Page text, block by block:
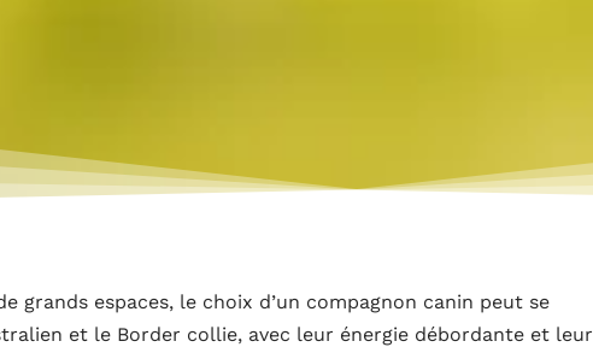
grands espaces, le choix d’un compagnon canin peut se
et le Border collie, avec leur énergie débordante et leur